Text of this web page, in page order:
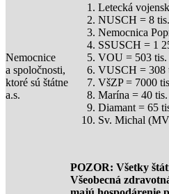
Nemocnice
a spoločnosti,
ktoré sú štátne
a.s.
Letecká
NUSCH = 8
Nemocnica
SSUSCH = 1
VOU = 503 tis.
VUSCH = 308
VšZP = 7000
Marína = 40
Diamant = 65
Sv. Michal
POZOR: Všetky
Všeobecná